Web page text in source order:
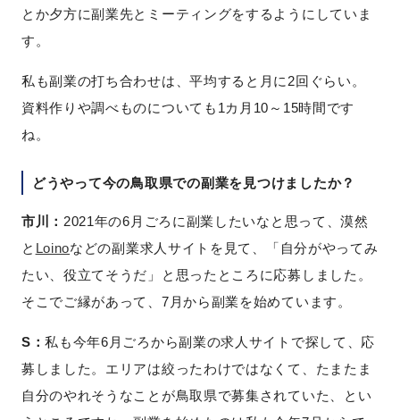
とか夕方に副業先とミーティングをするようにしていま
す。
私も副業の打ち合わせは、平均すると月に2回ぐらい。
資料作りや調べものについても1カ月10～15時間です
ね。
どうやって今の鳥取県での副業を見つけましたか？
市川： 2021年の6月ごろに副業したいなと思って、漠然
と Loinoなどの副業求人サイトを見て、「自分がやってみ
たい、役立てそうだ」と思ったところに応募しました。
そこでご縁があって、7月から副業を始めています。
S：私も今年6月ごろから副業の求人サイトで探して、応
募しました。エリアは絞ったわけではなくて、たまたま
自分のやれそうなことが鳥取県で募集されていた、とい